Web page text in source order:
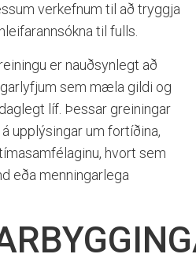
verkefnum til að tryggja
til fulls.
er nauðsynlegt að
sem mæla gildi og
líf. Þessar greiningar
upplýsingar um fortíðina,
hvort sem
eða menningarlega